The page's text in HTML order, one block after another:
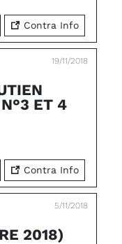
Contra Info
19/11/2018
ET 4
Contra Info
5/11/2018
2018)